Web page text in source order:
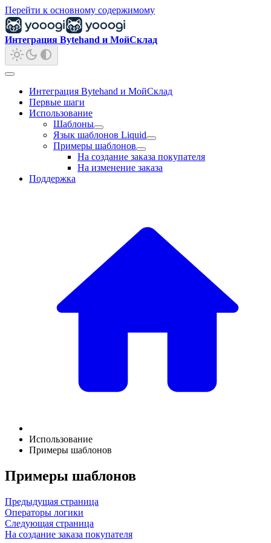
Перейти к основному содержимому
Интеграция Bytehand и МойСклад
Интеграция Bytehand и МойСклад
Первые шаги
Использование
Шаблоны
Язык шаблонов Liquid
Примеры шаблонов
На создание заказа покупателя
На изменение заказа
Поддержка
Использование
Примеры шаблонов
Примеры шаблонов
Предыдущая страница
Операторы логики
Следующая страница
На создание заказа покупателя